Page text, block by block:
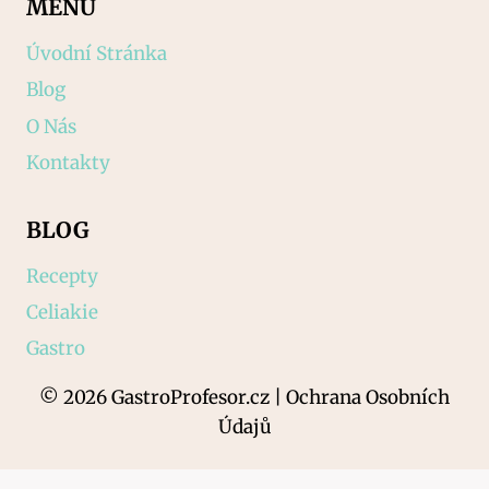
MENU
Úvodní Stránka
Blog
O Nás
Kontakty
BLOG
Recepty
Celiakie
Gastro
© 2026 GastroProfesor.cz | Ochrana Osobních
Údajů